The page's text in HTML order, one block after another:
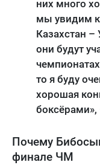
них много
мы увидим
Казахстан –
они будут
то я буду
хорошая
Почему
финале ЧМ